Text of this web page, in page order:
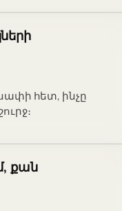
հետ, ինչը
քան